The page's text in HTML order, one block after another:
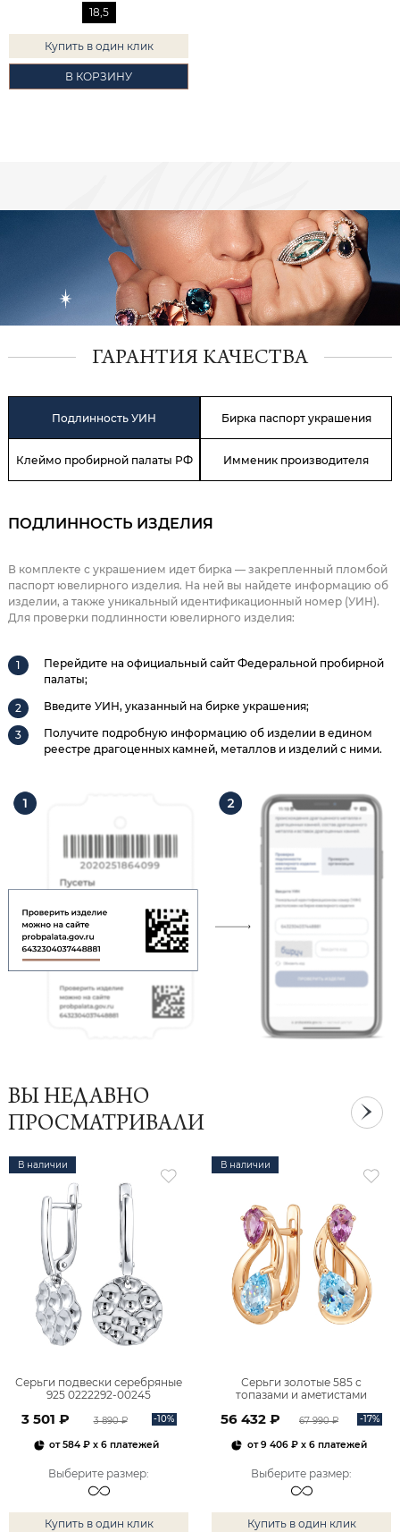
18,5
Купить в один клик
В КОРЗИНУ
ГАРАНТИЯ КАЧЕСТВА
Подлинность УИН Бирка паспорт украшения
Клеймо пробирной палаты РФ Имменик производителя
ПОДЛИННОСТЬ ИЗДЕЛИЯ
В комплекте с украшением идет бирка — закрепленный пломбой
паспорт ювелирного изделия. На ней вы найдете информацию об
изделии, а также уникальный идентификационный номер (УИН).
Для проверки подлинности ювелирного изделия:
Перейдите на официальный сайт Федеральной пробирной
палаты;
Введите УИН, указанный на бирке украшения;
Получите подробную информацию об изделии в едином
реестре драгоценных камней, металлов и изделий с ними.
ВЫ НЕДАВНО
ПРОСМАТРИВАЛИ
В наличии
Серьги подвески серебряные
925 0222292-00245
3 501 ₽ 3 890 ₽ -10%
от584 ₽ x 6 платежей
Выберите размер:
Купить в один клик
В наличии
Серьги золотые 585 с
топазами и аметистами
56 432 ₽ 67 990 ₽ -17%
от9 406 ₽x 6 платежей
Выберите размер:
Купить в один клик